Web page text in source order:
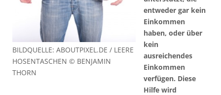
BILDQUELLE: ABOUTPIXEL.DE / LEERE
HOSENTASCHEN © BENJAMIN
THORN
entweder gar kein
Einkommen
haben, oder über
kein
ausreichendes
Einkommen
verfügen. Diese
Hilfe wird